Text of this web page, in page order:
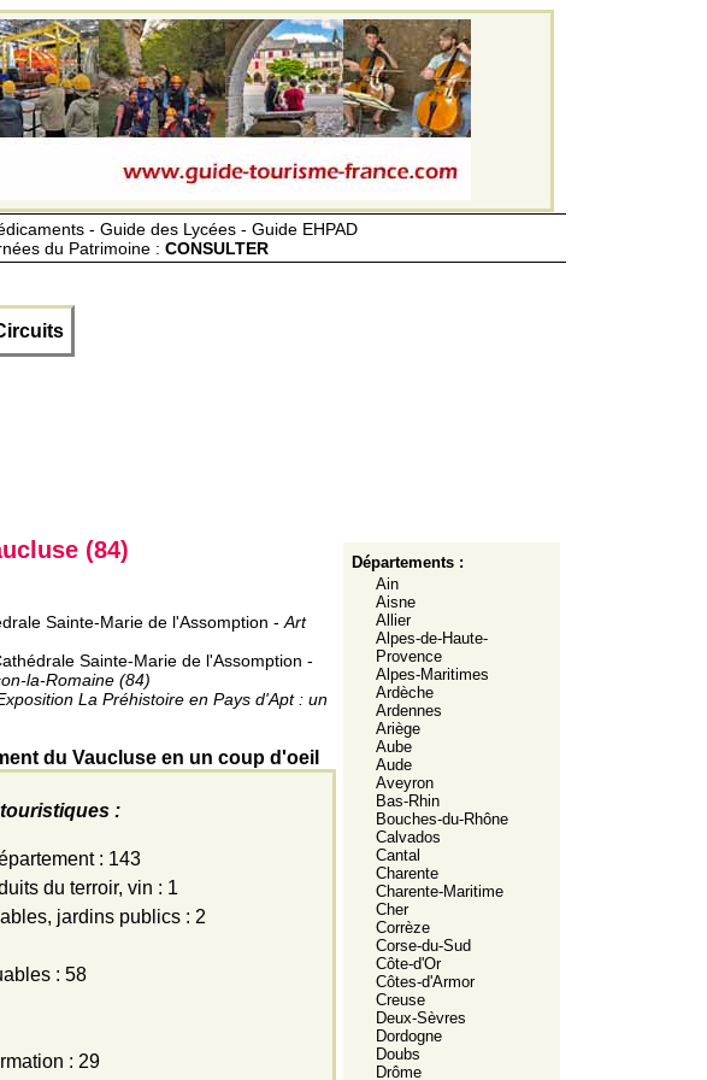
- Guide des Lycées - Guide EHPAD
du Patrimoine : CONSULTER
Départements :
Ain
Aisne
Allier
Alpes-de-Haute-
Provence
Alpes-Maritimes
Ardèche
Ardennes
Ariège
Aube
Aude
Aveyron
Bas-Rhin
Bouches-du-Rhône
Calvados
Cantal
Charente
Charente-Maritime
Cher
Corrèze
Corse-du-Sud
Côte-d'Or
Côtes-d'Armor
Creuse
Deux-Sèvres
Dordogne
Doubs
Drôme
(84)
Sainte-Marie de l'Assomption - Art
Sainte-Marie de l'Assomption -
la-Romaine (84)
La Préhistoire en Pays d'Apt : un
du Vaucluse en un coup d'oeil
:
: 143
du terroir, vin : 1
jardins publics : 2
: 58
: 29